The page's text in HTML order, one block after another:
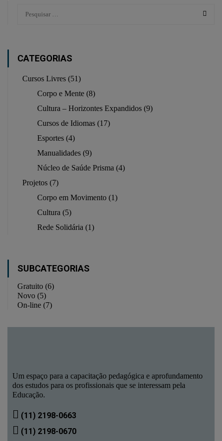
CATEGORIAS
Cursos Livres (51)
Corpo e Mente (8)
Cultura – Horizontes Expandidos (9)
Cursos de Idiomas (17)
Esportes (4)
Manualidades (9)
Núcleo de Saúde Prisma (4)
Projetos (7)
Corpo em Movimento (1)
Cultura (5)
Rede Solidária (1)
SUBCATEGORIAS
Gratuito (6)
Novo (5)
On-line (7)
Um espaço para a capacitação pedagógica e aprofundamento
dos estudos para os profissionais que se interessam pela
Educação.
(11) 2198-0663
(11) 2198-0670